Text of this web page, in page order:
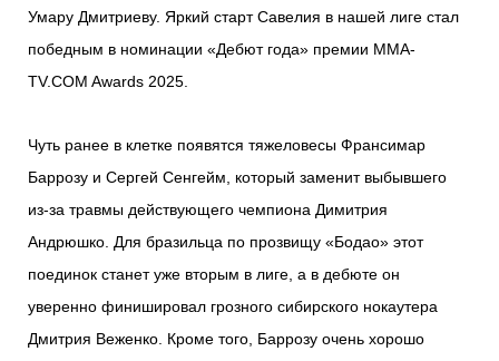
Умару Дмитриеву. Яркий старт Савелия в нашей лиге стал
победным в номинации «Дебют года» премии MMA-
TV.COM Awards 2025.
Чуть ранее в клетке появятся тяжеловесы Франсимар
Баррозу и Сергей Сенгейм, который заменит выбывшего
из-за травмы действующего чемпиона Димитрия
Андрюшко. Для бразильца по прозвищу «Бодао» этот
поединок станет уже вторым в лиге, а в дебюте он
уверенно финишировал грозного сибирского нокаутера
Дмитрия Веженко. Кроме того, Баррозу очень хорошо